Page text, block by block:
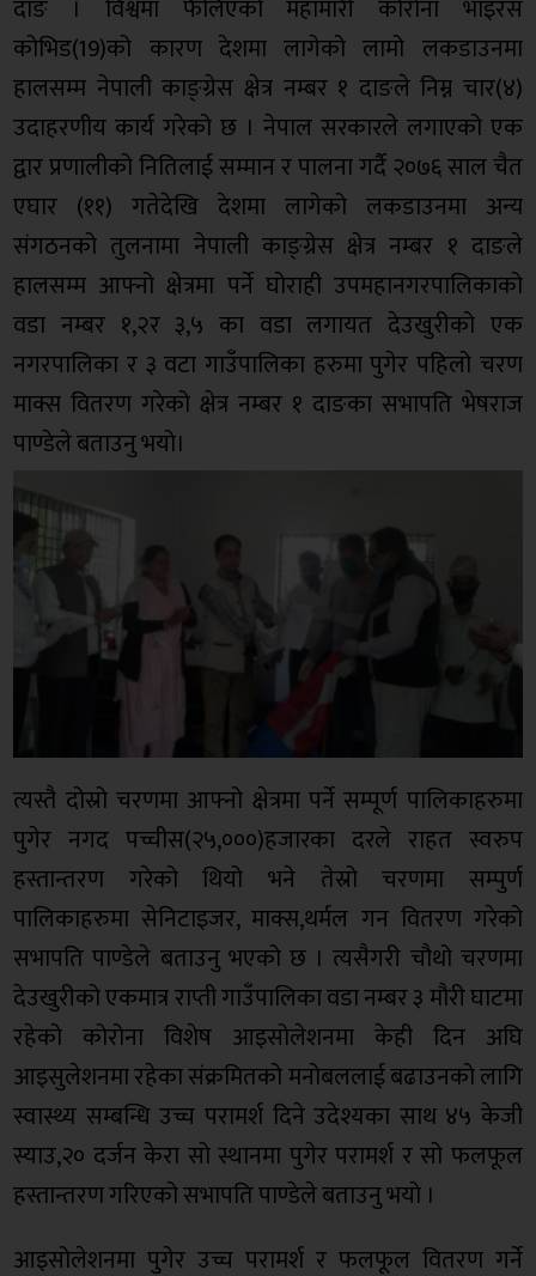
दाङ । विश्वमा फैलिएको महामारी कोरोना भाइरस
कोभिड(19)को कारण देशमा लागेको लामो लकडाउनमा
हालसम्म नेपाली काङ्ग्रेस क्षेत्र नम्बर १ दाङले निम्न चार(४)
उदाहरणीय कार्य गरेको छ । नेपाल सरकारले लगाएको एक
द्वार प्रणालीको नितिलाई सम्मान र पालना गर्दै २०७६ साल चैत
एघार (११) गतेदेखि देशमा लागेको लकडाउनमा अन्य
संगठनको तुलनामा नेपाली काङ्ग्रेस क्षेत्र नम्बर १ दाङले
हालसम्म आफ्नो क्षेत्रमा पर्ने घोराही उपमहानगरपालिकाको
वडा नम्बर १,२र ३,५ का वडा लगायत देउखुरीको एक
नगरपालिका र ३ वटा गाउँपालिका हरुमा पुगेर पहिलो चरण
माक्स वितरण गरेको क्षेत्र नम्बर १ दाङका सभापति भेषराज
पाण्डेले बताउनु भयो।
त्यस्तै दोस्रो चरणमा आफ्नो क्षेत्रमा पर्ने सम्पूर्ण पालिकाहरुमा
पुगेर नगद पच्चीस(२५,०००)हजारका दरले राहत स्वरुप
हस्तान्तरण गरेको थियो भने तेस्रो चरणमा सम्पुर्ण
पालिकाहरुमा सेनिटाइजर, माक्स,थर्मल गन वितरण गरेको
सभापति पाण्डेले बताउनु भएको छ । त्यसैगरी चौथो चरणमा
देउखुरीको एकमात्र राप्ती गाउँपालिका वडा नम्बर ३ मौरी घाटमा
रहेको कोरोना विशेष आइसोलेशनमा केही दिन अघि
आइसुलेशनमा रहेका संक्रमितको मनोबललाई बढाउनको लागि
स्वास्थ्य सम्बन्धि उच्च परामर्श दिने उदेश्यका साथ ४५ केजी
स्याउ,२० दर्जन केरा सो स्थानमा पुगेर परामर्श र सो फलफूल
हस्तान्तरण गरिएको सभापति पाण्डेले बताउनु भयो ।
आइसोलेशनमा पुगेर उच्च परामर्श र फलफूल वितरण गर्ने